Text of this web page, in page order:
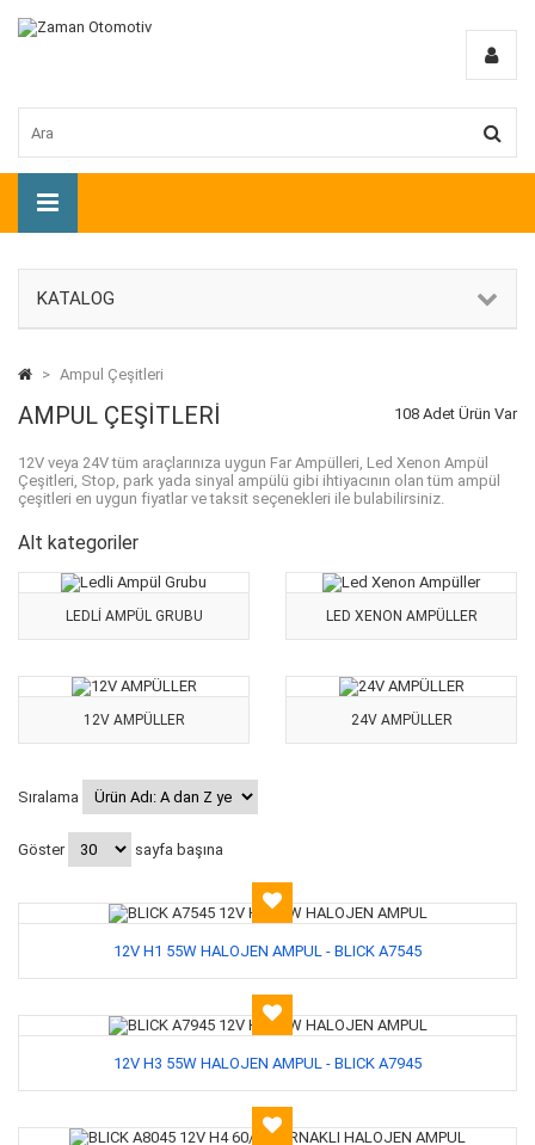
KATALOG
> Ampul Çeşitleri
AMPUL ÇEŞITLERI 108 Adet Ürün Var
12V veya 24V tüm araçlarınıza uygun Far Ampülleri, Led Xenon Ampül
Çeşitleri, Stop, park yada sinyal ampülü gibi ihtiyacının olan tüm ampül
çeşitleri en uygun fiyatlar ve taksit seçenekleri ile bulabilirsiniz.
Alt kategoriler
LEDLI AMPÜL GRUBU LED XENON AMPÜLLER
12V AMPÜLLER 24V AMPÜLLER
Sıralama
Göster sayfa başına
12V H1 55W HALOJEN AMPUL - BLICK A7545
12V H3 55W HALOJEN AMPUL - BLICK A7945